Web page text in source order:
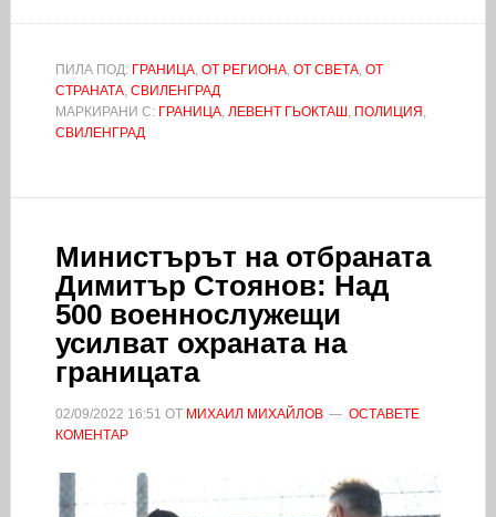
ПИЛА ПОД: ГРАНИЦА, ОТ РЕГИОНА, ОТ СВЕТА, ОТ
СТРАНАТА, СВИЛЕНГРАД
МАРКИРАНИ С: ГРАНИЦА, ЛЕВЕНТ ГЬОКТАШ , ПОЛИЦИЯ ,
СВИЛЕНГРАД
Министърът на отбраната
Димитър Стоянов: Над
500 военнослужещи
усилват охраната на
границата
02/09/2022 16:51 ОТ МИХАИЛ МИХАЙЛОВ
ОСТАВЕТЕ
КОМЕНТАР